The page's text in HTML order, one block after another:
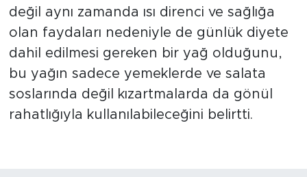
değil aynı zamanda ısı direnci ve sağlığa
olan faydaları nedeniyle de günlük diyete
dahil edilmesi gereken bir yağ olduğunu,
bu yağın sadece yemeklerde ve salata
soslarında değil kızartmalarda da gönül
rahatlığıyla kullanılabileceğini belirtti.